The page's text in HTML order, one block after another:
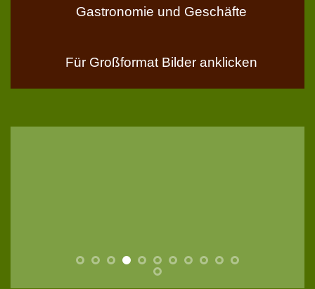
Gastronomie und Geschäfte
Für Großformat Bilder anklicken